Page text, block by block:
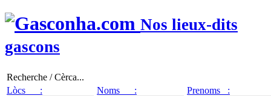
Nos lieux-dits
gascons
Recherche / Cèrca...
Lòcs :
Noms : Prenoms :